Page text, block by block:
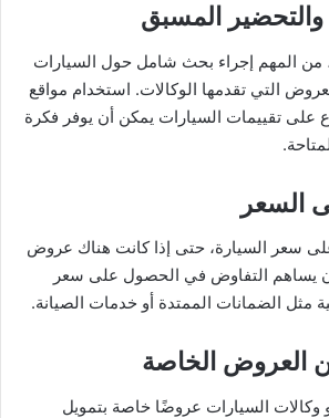
من المهم إجراء بحث شامل حول السيارات
التي تقدمها الوكالات. استخدام مواقع
على تقييمات السيارات يمكن أن يوفر فكرة
سعر السيارة، حتى إذا كانت هناك عروض
يساهم التفاوض في الحصول على سعر
مثل الضمانات الممتدة أو خدمات الصيانة.
وكالات السيارات عروضًا خاصة بتمويل